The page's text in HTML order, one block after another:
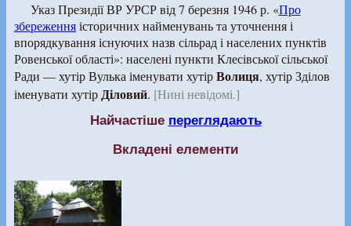
Указ Президії ВР УРСР від 7 березня 1946 р. «Про
збереженняісторичних найменувань та уточнення і
впорядкування існуючих назв сільрад і населених пунктів
Ровенської області»: населені пункти Клесівської сільської
Ради — хутір Вулька іменувати хутірВолиця, хутір Зділов
іменувати хутірДіловий. [Нині невідомі.]
Найчастіше переглядають
Вкладені елементи